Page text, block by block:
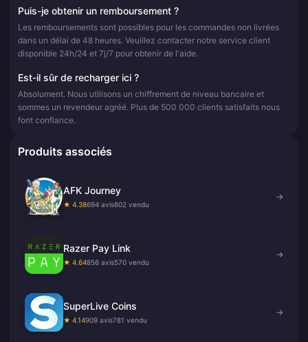
Puis-je obtenir un remboursement ?
Les remboursements sont possibles pour les commandes non livrées
dans un délai de 48 heures. Veuillez contacter notre service client
disponible 24h/24 et 7j/7 pour obtenir de l'aide.
Est-il sûr de recharger ici ?
Absolument. Nous utilisons un chiffrement de niveau bancaire et
sommes un revendeur agréé. Plus de 500 000 clients satisfaits nous
font confiance.
Produits associés
AFK Journey
★ 4.38694 avis602 vendu
→
Razer Pay Link
★ 4.64856 avis570 vendu
→
SuperLive Coins
★ 4.14909 avis781 vendu
→